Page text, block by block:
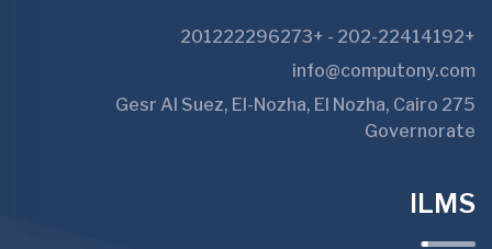
+202-22414192 - +201222296273
info@computony.com
275 Gesr Al Suez, El-Nozha, El Nozha, Cairo
Governorate
ILMS